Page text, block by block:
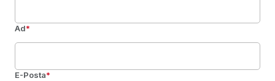
Ad*
E-Posta*